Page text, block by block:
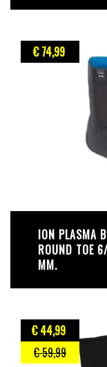
€ 74,99
ION PLASMA
ROUND TOE
MM.
€ 44,99
€ 59,99